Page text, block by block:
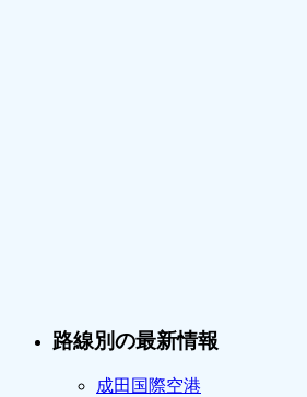
路線別の最新情報
成田国際空港